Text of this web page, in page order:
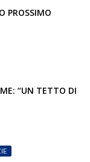
PROSSIMO
“UN TETTO DI